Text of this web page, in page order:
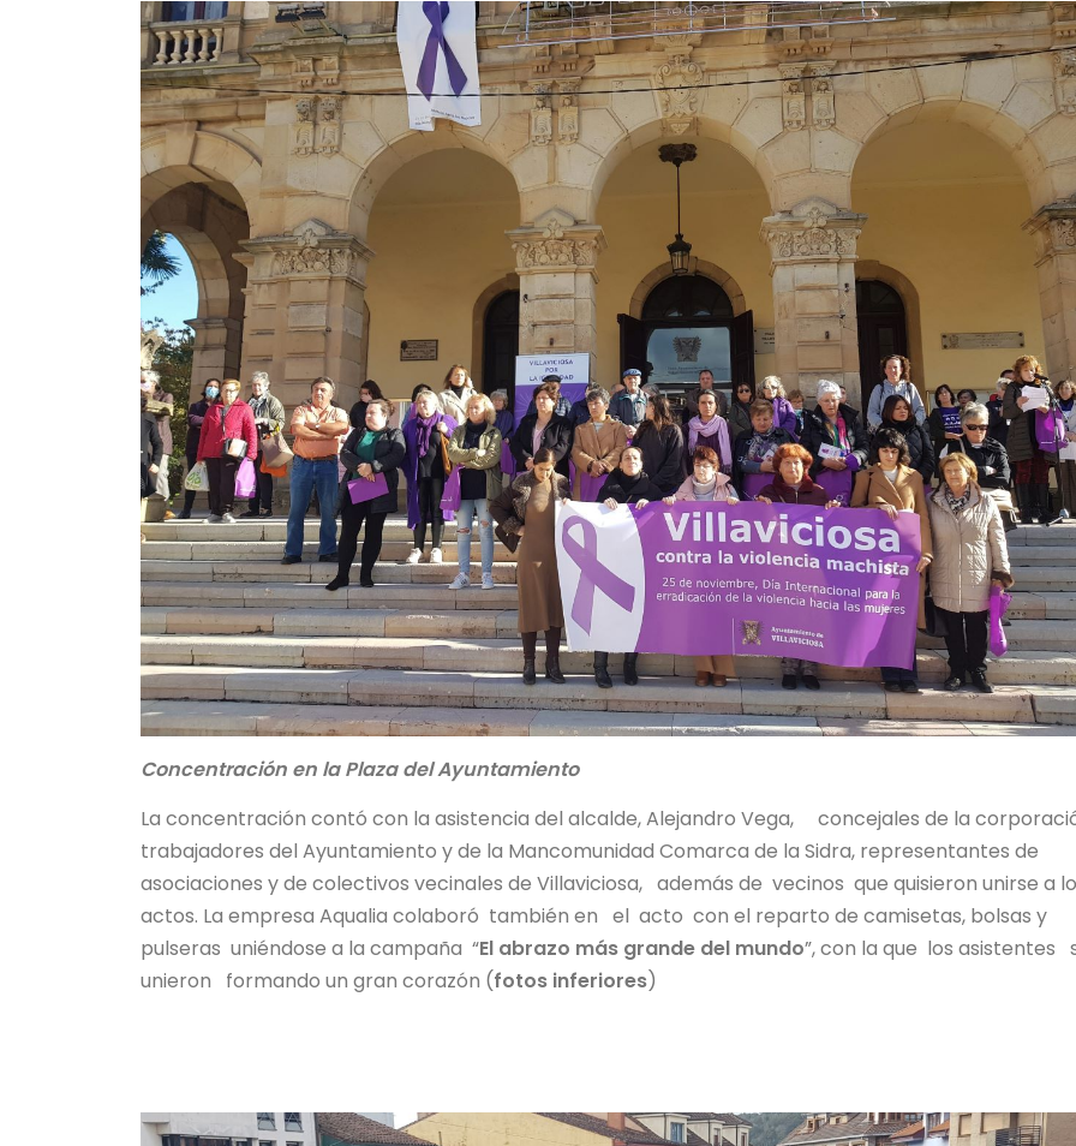
Concentración en la Plaza del Ayuntamiento
La concentración contó con la asistencia del alcalde, Alejandro Vega, concejales de la
trabajadores del Ayuntamiento y de la Mancomunidad Comarca de la Sidra, representantes de
asociaciones y de colectivos vecinales de Villaviciosa, además de vecinos que quisieron unirse a
actos. La empresa Aqualia colaboró también en el acto con el reparto de camisetas, bolsas y
pulseras uniéndose a la campaña “El abrazo más grande del mundo”, con la que los asistentes
unieron formando un gran corazón (fotos inferiores)